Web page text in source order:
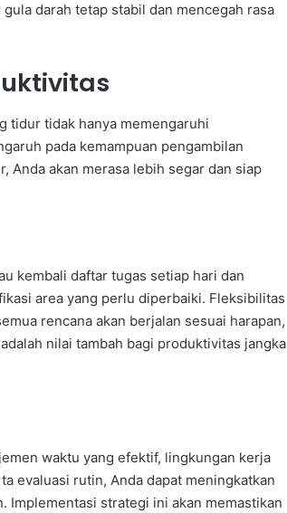
darah tetap stabil dan mencegah rasa
tidur tidak hanya memengaruhi
pada kemampuan pengambilan
Anda akan merasa lebih segar dan siap
kembali daftar tugas setiap hari dan
area yang perlu diperbaiki. Fleksibilitas
rencana akan berjalan sesuai harapan,
nilai tambah bagi produktivitas jangka
waktu yang efektif, lingkungan kerja
evaluasi rutin, Anda dapat meningkatkan
Implementasi strategi ini akan memastikan